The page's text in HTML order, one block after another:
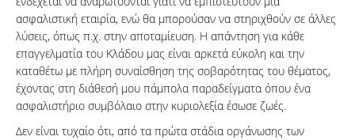
ασφαλιστική εταιρία, ενώ θα μπορούσαν να στηριχθούν σε άλλες
λύσεις, όπως π.χ. στην αποταμίευση. Η απάντηση για κάθε
επαγγελματία του Κλάδου μας είναι αρκετά εύκολη και την
καταθέτω με πλήρη συναίσθηση της σοβαρότητας του θέματος,
έχοντας στη διάθεσή μου πάμπολα παραδείγματα όπου ένα
ασφαλιστήριο συμβόλαιο στην κυριολεξία έσωσε ζωές.
Δεν είναι τυχαίο ότι, από τα πρώτα στάδια οργάνωσης των